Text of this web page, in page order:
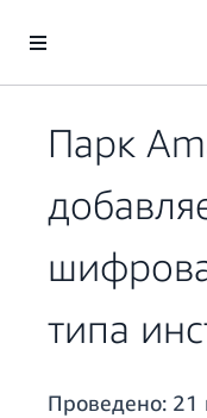
Перейти к главному
Парк
типа
Проведено: 21